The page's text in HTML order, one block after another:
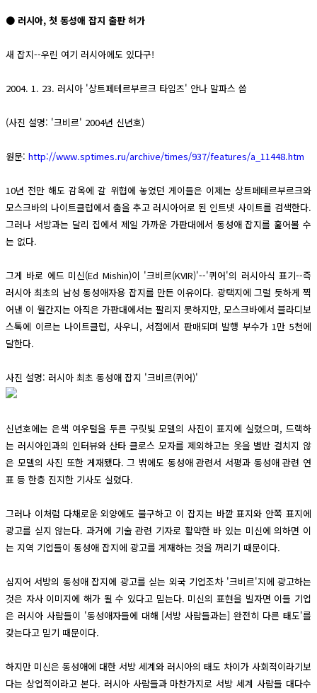
● 러시아, 첫 동성애 잡지 출판 허가
새 잡지--우린 여기 러시아에도 있다구!
2004. 1. 23. 러시아 '상트페테르부르크 타임즈' 안나 말파스 씀
(사진 설명: '크비르' 2004년 신년호)
원문: http://www.sptimes.ru/archive/times/937/features/a_11448.htm
10년 전만 해도 감옥에 갈 위협에 놓였던 게이들은 이제는 상트페테르부르크와
모스크바의 나이트클럽에서 춤을 추고 러시아어로 된 인트넷 사이트를 검색한다.
그러나 서방과는 달리 집에서 제일 가까운 가판대에서 동성애 잡지를 훑어볼 수
는 없다.
그게 바로 에드 미신(Ed Mishin)이 '크비르(KVIR)'--'퀴어'의 러시아식 표기--즉
러시아 최초의 남성 동성애자용 잡지를 만든 이유이다. 광택지에 그럴 듯하게 찍
어낸 이 월간지는 아직은 가판대에서는 팔리지 못하지만, 모스크바에서 블라디보
스톡에 이르는 나이트클럽, 사우니, 서점에서 판매되며 발행 부수가 1만 5천에
달한다.
사진 설명: 러시아 최초 동성애 잡지 '크비르(퀴어)'
신년호에는 은색 여우털을 두른 구릿빛 모델의 사진이 표지에 실렸으며, 드랙하
는 러시아인과의 인터뷰와 산타 클로스 모자를 제외하고는 옷을 별반 걸치지 않
은 모델의 사진 또한 게재됐다. 그 밖에도 동성애 관련서 서평과 동성애 관련 연
표 등 한층 진지한 기사도 실렸다.
그러나 이처럼 다채로운 외양에도 불구하고 이 잡지는 바깥 표지와 안쪽 표지에
광고를 싣지 않는다. 과거에 기술 관련 기자로 활약한 바 있는 미신에 의하면 이
는 지역 기업들이 동성애 잡지에 광고를 게재하는 것을 꺼리기 때문이다.
심지어 서방의 동성애 잡지에 광고를 싣는 외국 기업조차 '크비르'지에 광고하는
것은 자사 이미지에 해가 될 수 있다고 믿는다. 미신의 표현을 빌자면 이들 기업
은 러시아 사람들이 '동성애자들에 대해 [서방 사람들과는] 완전히 다른 태도'를
갖는다고 믿기 때문이다.
하지만 미신은 동성애에 대한 서방 세계와 러시아의 태도 차이가 사회적이라기보
다는 상업적이라고 본다. 러시아 사람들과 마찬가지로 서방 세계 사람들 대다수